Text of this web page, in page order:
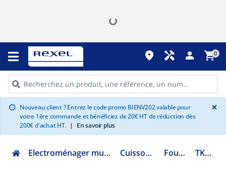
place handyman person shopping_cart0
info Nouveau client ? Entrez le code promo BIENV202 valable pour
votre 1ère commande et bénéficiez de 20€ HT de réduction dès
200€ d'achat HT. | En savoir plus
×
Electroménager multimédia et informatique Cuisson encastrable Four catalyse TK8NK721T